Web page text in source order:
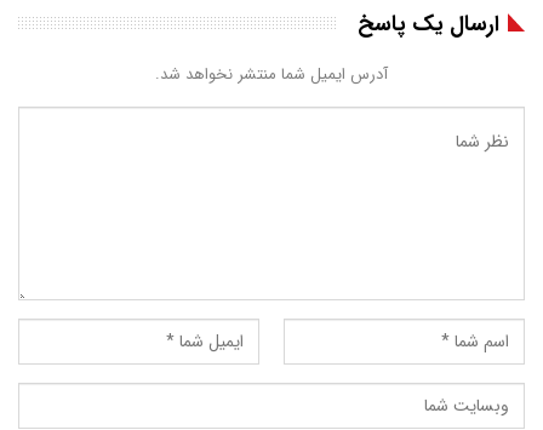
ارسال یک پاسخ
آدرس ایمیل شما منتشر نخواهد شد.